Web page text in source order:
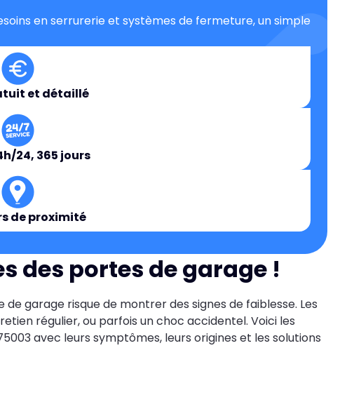
en serrurerie et systèmes de fermeture, un simple
et détaillé
24, 365 jours
de proximité
des portes de garage !
garage risque de montrer des signes de faiblesse. Les
régulier, ou parfois un choc accidentel. Voici les
avec leurs symptômes, leurs origines et les solutions